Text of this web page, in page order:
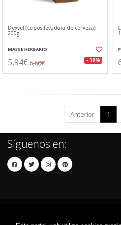
Dexvel (copos levadura de cerveza)
200g
MAESE HERBARIO
5,94€ 6,60€ - 10%
Anterior 1
Síguenos en: